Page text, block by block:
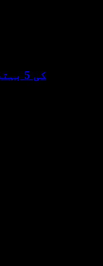
2026 کی 5 بہترین وائس ایجنٹ کمپنیاں